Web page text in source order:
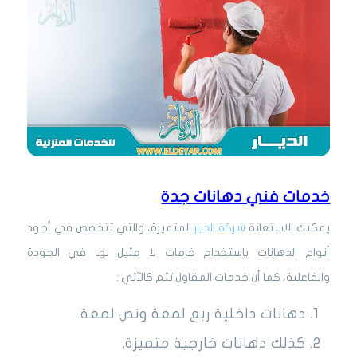
خدمات فني دهانات جدة
يمكنك الاستعانة شركة الديار المتميزة، والتي تتخصص في أجود
أنواع الدهانات باستخدام خامات لا مثيل لها في الجودة
والفاعلية، كما أن خدمات المقاول تتم كالآتي :
دهانات داخلية ربع لمعة ونص لمعة.
كذلك دهانات خارجية متميزة.